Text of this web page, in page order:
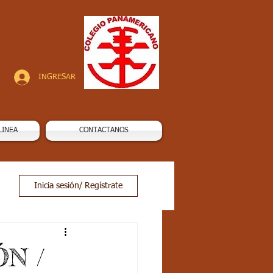
INGRESAR
CONTACTANOS
Inicia sesión/ Regístrate
/